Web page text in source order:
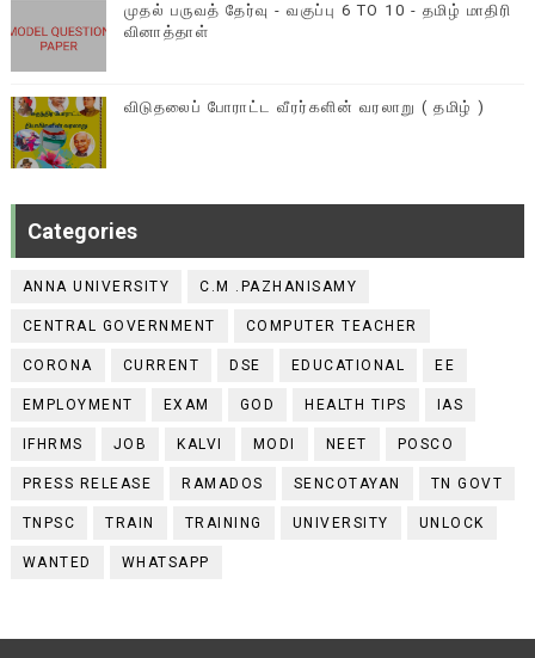
முதல் பருவத் தேர்வு - வகுப்பு 6 TO 10 - தமிழ் மாதிரி
வினாத்தாள்
விடுதலைப் போராட்ட வீரர்களின் வரலாறு ( தமிழ் )
Categories
ANNA UNIVERSITY C.M .PAZHANISAMY
CENTRAL GOVERNMENT COMPUTER TEACHER
CORONA CURRENT DSE EDUCATIONAL EE
EMPLOYMENT EXAM GOD HEALTH TIPS IAS
IFHRMS JOB KALVI MODI NEET POSCO
PRESS RELEASE RAMADOS SENCOTAYAN TN GOVT
TNPSC TRAIN TRAINING UNIVERSITY UNLOCK
WANTED WHATSAPP